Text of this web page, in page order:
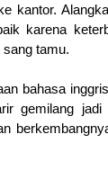
kantor.
karena
tamu.
bahasa
gemilang